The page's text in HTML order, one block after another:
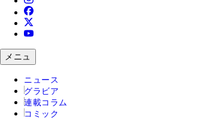
メニュ
ニュース
グラビア
連載コラム
コミック